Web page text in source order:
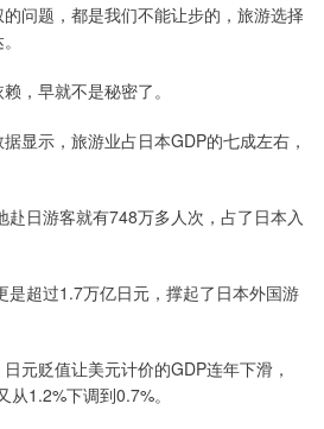
问题，都是我们不能让步的，旅游选择
，早就不是秘密了。
显示，旅游业占日本GDP的七成左右，
日游客就有748万多人次，占了日本入
是超过1.7万亿日元，撑起了日本外国游
元贬值让美元计价的GDP连年下滑，
1.2%下调到0.7%。